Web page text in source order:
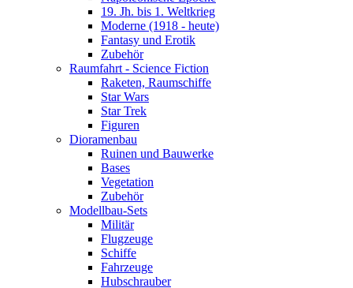
19. Jh. bis 1. Weltkrieg
Moderne (1918 - heute)
Fantasy und Erotik
Zubehör
Raumfahrt - Science Fiction
Raketen, Raumschiffe
Star Wars
Star Trek
Figuren
Dioramenbau
Ruinen und Bauwerke
Bases
Vegetation
Zubehör
Modellbau-Sets
Militär
Flugzeuge
Schiffe
Fahrzeuge
Hubschrauber